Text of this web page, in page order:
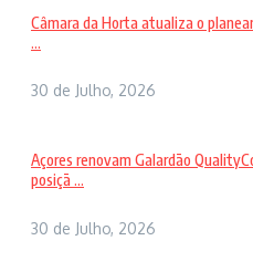
Câmara da Horta atualiza o
...
30 de Julho, 2026
Açores renovam Galardão
posiçã ...
30 de Julho, 2026